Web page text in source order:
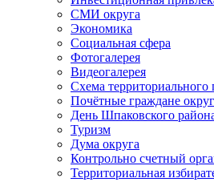
СМИ округа
Экономика
Социальная сфера
Фотогалерея
Видеогалерея
Схема территориального
Почётные граждане
День Шпаковского
Туризм
Дума округа
Контрольно счетный
Территориальная